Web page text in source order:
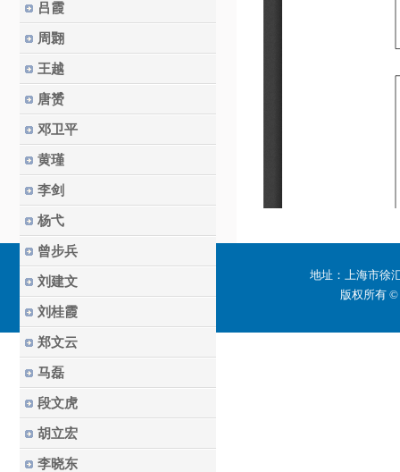
吕霞
周翾
王越
唐赟
邓卫平
黄瑾
李剑
杨弋
曾步兵
刘建文
刘桂霞
郑文云
马磊
段文虎
胡立宏
李晓东
地址：上海市徐
版权所有 ©